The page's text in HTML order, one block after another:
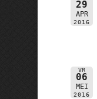
29
APR
2016
VR
06
MEI
2016